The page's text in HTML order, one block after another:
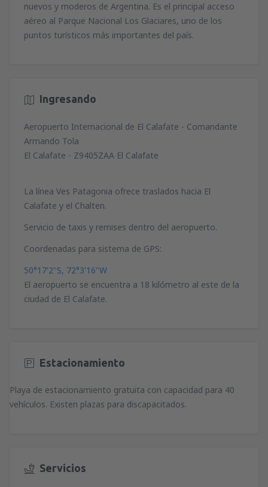
nuevos y moderos de Argentina. Es el principal acceso
aéreo al Parque Nacional Los Glaciares, uno de los
puntos turísticos más importantes del país.
Ingresando
Aeropuerto Internacional de El Calafate - Comandante
Armando Tola
El Calafate - Z9405ZAA El Calafate
La línea Ves Patagonia ofrece traslados hacia El
Calafate y el Chalten.
Servicio de taxis y remises dentro del aeropuerto.
Coordenadas para sistema de GPS:
50°17'2"S, 72°3'16"W
El aeropuerto se encuentra a 18 kilómetro al este de la
ciudad de El Calafate.
Estacionamiento
Playa de estacionamiento gratuita con capacidad para 40
vehículos. Existen plazas para discapacitados.
Servicios